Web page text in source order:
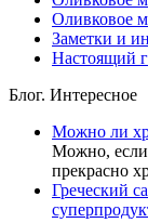
Оливковое
Заметки и
Настоящий
Блог. Интересное
Можно ли
Можно, если
прекрасно
Греческий